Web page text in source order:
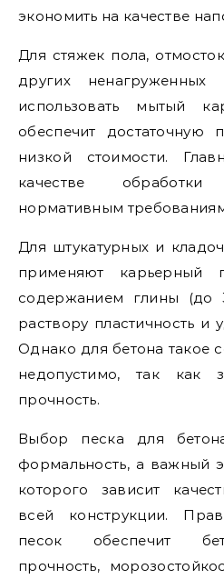
экономить на качестве
Для стяжек пола,
других ненагруженных
использовать мытый
обеспечит достаточную
низкой стоимости.
качестве
нормативным
Для штукатурных и
применяют карьерный
содержанием глины (до
раствору пластичность и
Однако для бетона такое
недопустимо, так как
прочность.
Выбор песка для
формальность, а важный
которого зависит
всей конструкции.
песок обеспечит
прочность,